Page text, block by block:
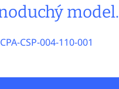
model.
CPA-CSP-004-110-001